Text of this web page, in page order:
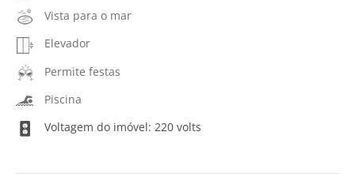
Vista para o mar
Elevador
Permite festas
Piscina
Voltagem do imóvel: 220 volts